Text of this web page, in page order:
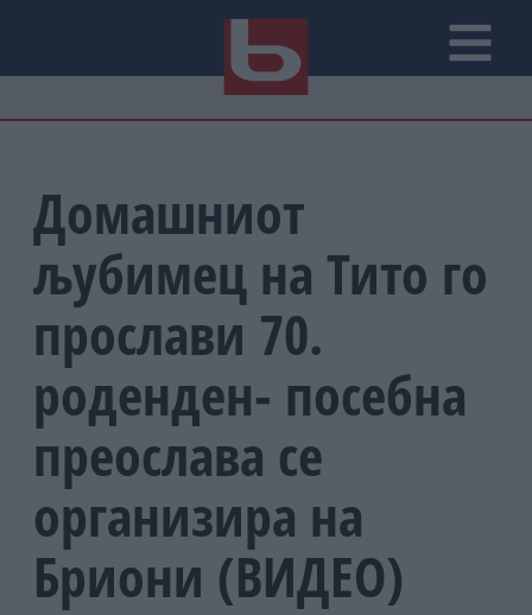
Домашниот
љубимец на Тито го
прослави 70.
роденден- посебна
преослава се
организира на
Бриони (ВИДЕО)